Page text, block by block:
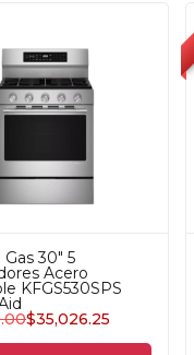
Gas 30" 5
Acero
KFGS530SPS
$35,026.25